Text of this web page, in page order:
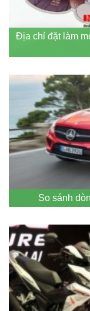
Địa chỉ đặt làm
So sánh